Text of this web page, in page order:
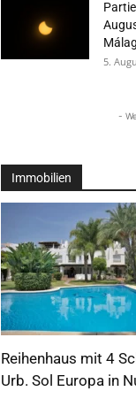
5.
-
Immobilien
Reihenhaus mit 4
Urb. Sol Europa in